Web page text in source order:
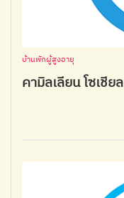
บ้านพักผู้สูงอายุ
คามิลเลียน โซเชี